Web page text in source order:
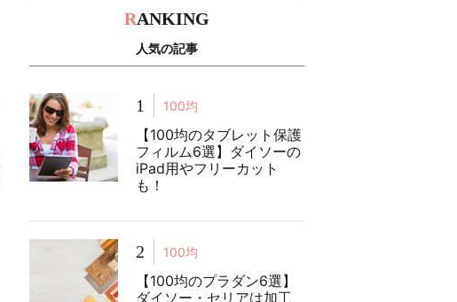
RANKING
人気の記事
1 100均
【100均のタブレット保護
フィルム6選】ダイソーの
iPad用やフリーカット
も！
2 100均
【100均のプラダン6選】
ダイソー・セリアは加工